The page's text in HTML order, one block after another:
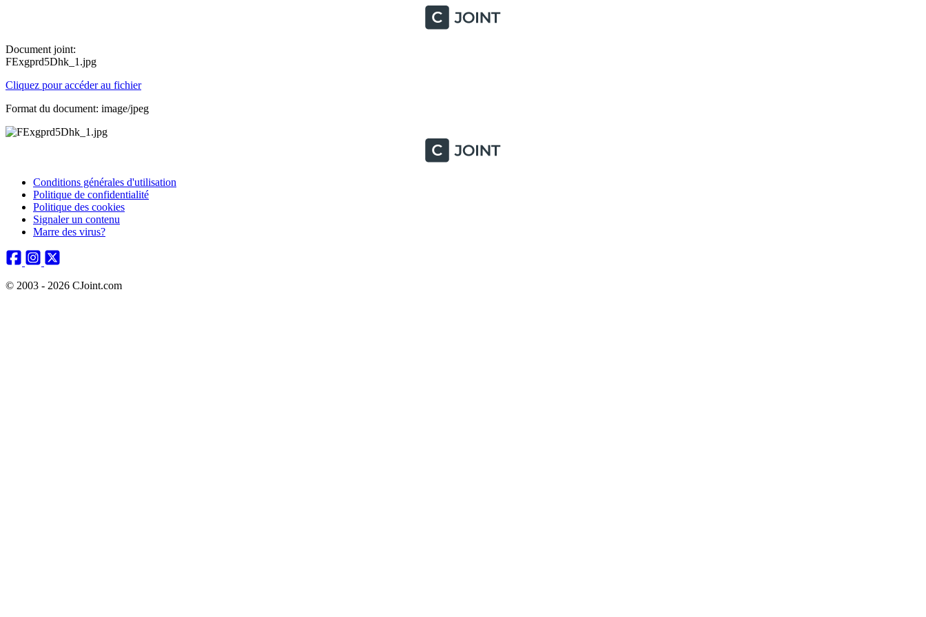
Document joint:
FExgprd5Dhk_1.jpg
Cliquez pour accéder au fichier
Format du document: image/jpeg
Conditions générales d'utilisation
Politique de confidentialité
Politique des cookies
Signaler un contenu
Marre des virus?
© 2003 - 2026 CJoint.com